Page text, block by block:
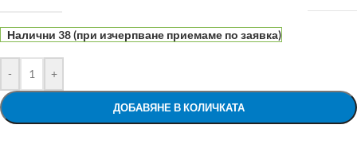
Налични 38 (при изчерпване приемаме по заявка)
- +
ДОБАВЯНЕ В КОЛИЧКАТА